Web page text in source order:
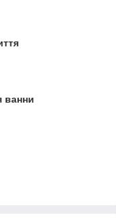
ванни